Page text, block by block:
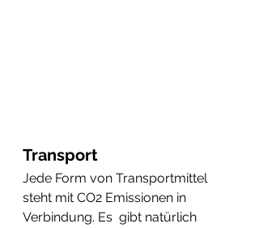
Transport
Jede Form von Transportmittel
steht mit CO2 Emissionen in
Verbindung. Es  gibt natürlich